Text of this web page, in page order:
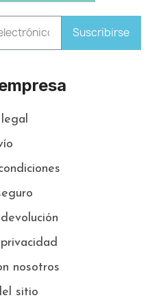
Suscribirse
nosotros
sitio